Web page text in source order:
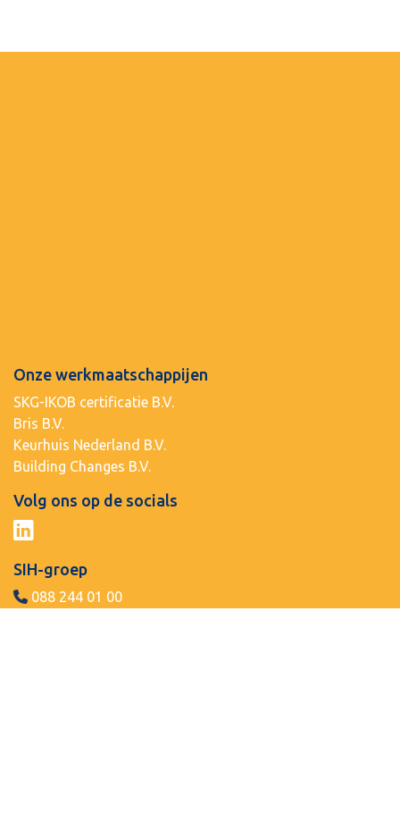
Onze werkmaatschappijen
SKG-IKOB certificatie B.V.
Bris B.V.
Keurhuis Nederland B.V.
Building Changes B.V.
Volg ons op de socials
SIH-groep
088 244 01 00